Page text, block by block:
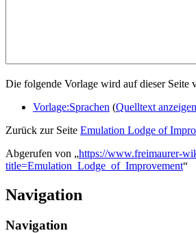
Die folgende Vorlage wird auf dieser Seite
Vorlage:Sprachen (Quelltext anzeigen
Zurück zur Seite Emulation Lodge of
Abgerufen von „https://www.freimaurer-
title=Emulation_Lodge_of_Improvement“
Navigation
Navigation